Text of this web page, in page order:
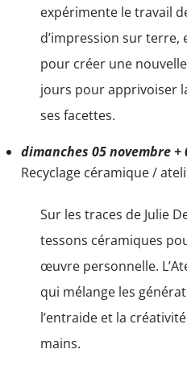
expérimente le travail
d’impression sur terre,
pour créer une
jours pour apprivoiser
ses facettes.
dimanches 05 novembre +
Recyclage céramique /
Sur les traces de Julie
tessons céramiques
œuvre personnelle.
qui mélange les
l’entraide et la
mains.